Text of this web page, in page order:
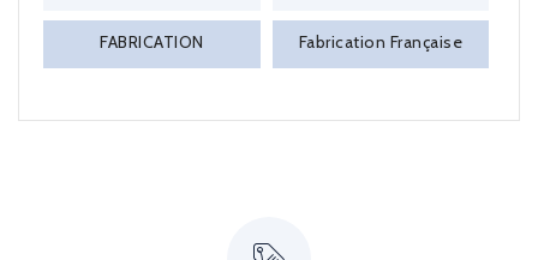
FABRICATION Fabrication Française